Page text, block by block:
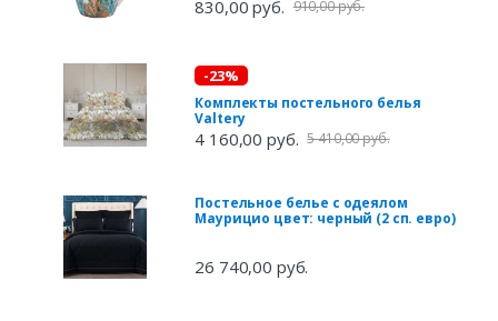
830,00 руб. 910,00 руб.
-23%
Комплекты постельного белья
Valtery
4 160,00 руб. 5 410,00 руб.
Постельное белье с одеялом
Маурицио цвет: черный (2 сп. евро)
26 740,00 руб.